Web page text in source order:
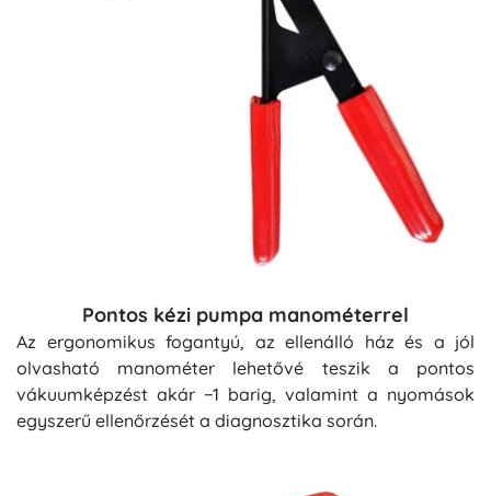
Pontos kézi pumpa manométerrel
Az ergonomikus fogantyú, az ellenálló ház és a jól
olvasható manométer lehetővé teszik a pontos
vákuumképzést akár −1 barig, valamint a nyomások
egyszerű ellenőrzését a diagnosztika során.